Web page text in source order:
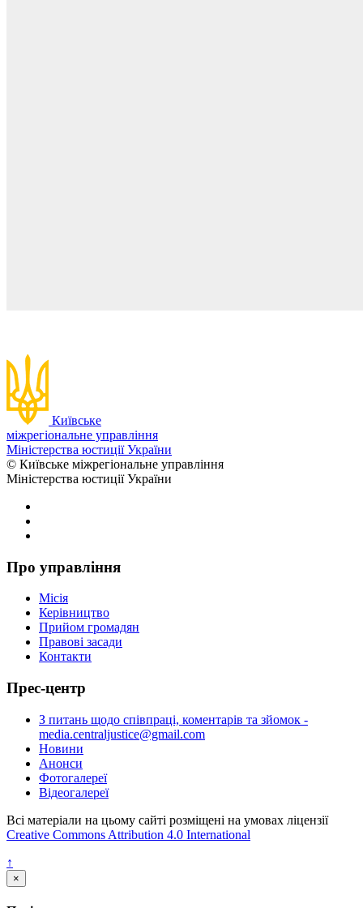
Київське
міжрегіональне управління
Міністерства юстиції України
© Київське міжрегіональне управління
Міністерства юстиції України
Про управління
Місія
Керівництво
Прийом громадян
Правові засади
Контакти
Прес-центр
З питань щодо співпраці, коментарів та зйомок -
media.centraljustice@gmail.com
Новини
Анонси
Фотогалереї
Відеогалереї
Всі матеріали на цьому сайті розміщені на умовах ліцензії
Creative Commons Attribution 4.0 International
↑
×